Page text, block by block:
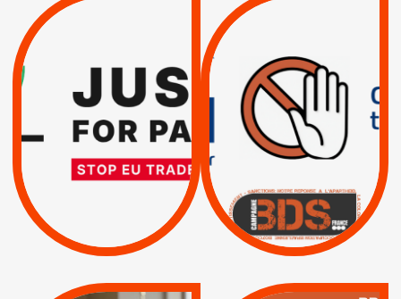
VIOLATIONS DES
SUSPENSION
TOTALE DE
L’ACCORD
D’ASSOCIATION UE-
ISRAËL
| Pétitions
INTERNATIONAL ?
TRUMP, MACRON :
MÊME COMBAT
| Actus |
| Boycott militaire |
Lettres d'interpellation